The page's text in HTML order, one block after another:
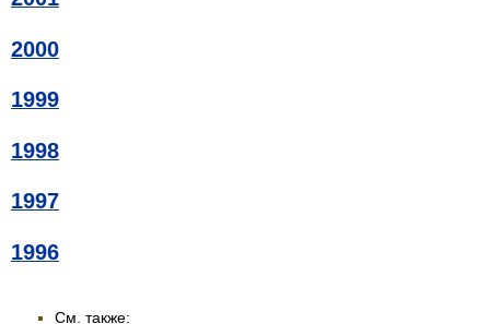
2000
1999
1998
1997
1996
См. также: